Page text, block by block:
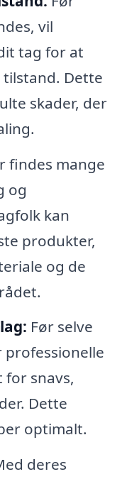
vil
tag for at
Dette
skader, der
findes mange
og
kan
produkter,
og de
Før selve
for snavs,
Dette
optimalt.
deres